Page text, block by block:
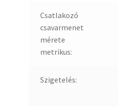
Csatlakozó
csavarmenet
mérete
metrikus:
Szigetelés: